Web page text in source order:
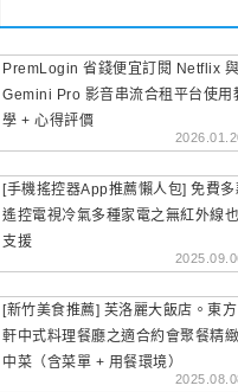
PremLogin 省錢便宜訂閱 Netflix 與
Gemini Pro 影音串流合租平台使用
學 + 心得評價
[手機搖控器App推薦懶人包] 免費多
遙控電視冷氣多種家電之無紅外線也
支援
[新竹美食推薦] 芙洛麗大飯店。東方
軒中式料理餐廳之適合約會聚餐精緻
中菜（含菜單 + 用餐環境）